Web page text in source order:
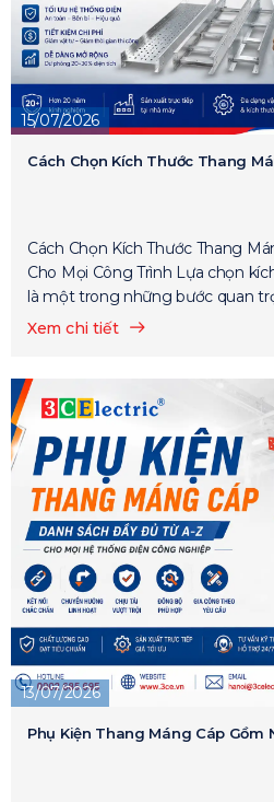
15/07/2026
Cách Chọn Kích Thước Thang
Cách Chọn Kích Thước Thang
Cho Mọi Công Trình Lựa chọn
là một trong những bước quan
Xem chi tiết
13/07/2026
Phụ Kiện Thang Máng Cáp Gồm